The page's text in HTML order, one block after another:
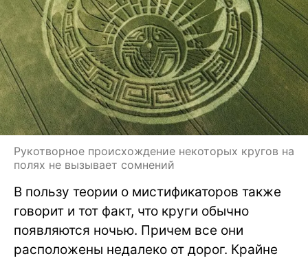
Рукотворное происхождение некоторых кругов на
полях не вызывает сомнений
В пользу теории о мистификаторов также
говорит и тот факт, что круги обычно
появляются ночью. Причем все они
расположены недалеко от дорог. Крайне